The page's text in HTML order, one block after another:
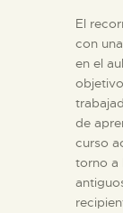
EL
El
con
en el
de
curso
torno a